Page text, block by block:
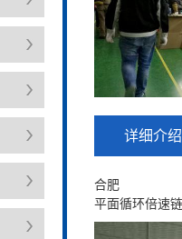
详细介绍
合肥
平面循环倍速